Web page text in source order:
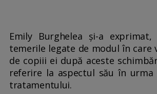
Emily Burghelea și-a exprimat,
temerile legate de modul în care
de copiii ei după aceste
referire la aspectul său în urma
tratamentului.